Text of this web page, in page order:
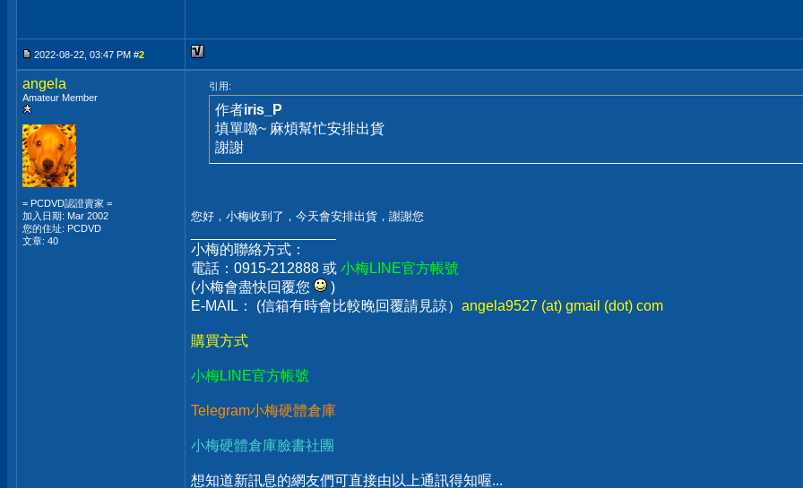
2022-08-22, 03:47 PM #2
angela
Amateur Member
= PCDVD認證賣家 =
加入日期: Mar 2002
您的住址: PCDVD
文章: 40
引用:
作者iris_P
填單嚕~ 麻煩幫忙安排出貨
謝謝
您好，小梅收到了，今天會安排出貨，謝謝您
小梅的聯絡方式：
電話：0915-212888 或 小梅LINE官方帳號
(小梅會盡快回覆您
)
E-MAIL： (信箱有時會比較晚回覆請見諒） angela9527 (at) gmail (dot) com
購買方式
小梅LINE官方帳號
Telegram小梅硬體倉庫
小梅硬體倉庫臉書社團
想知道新訊息的網友們可直接由以上通訊得知喔...